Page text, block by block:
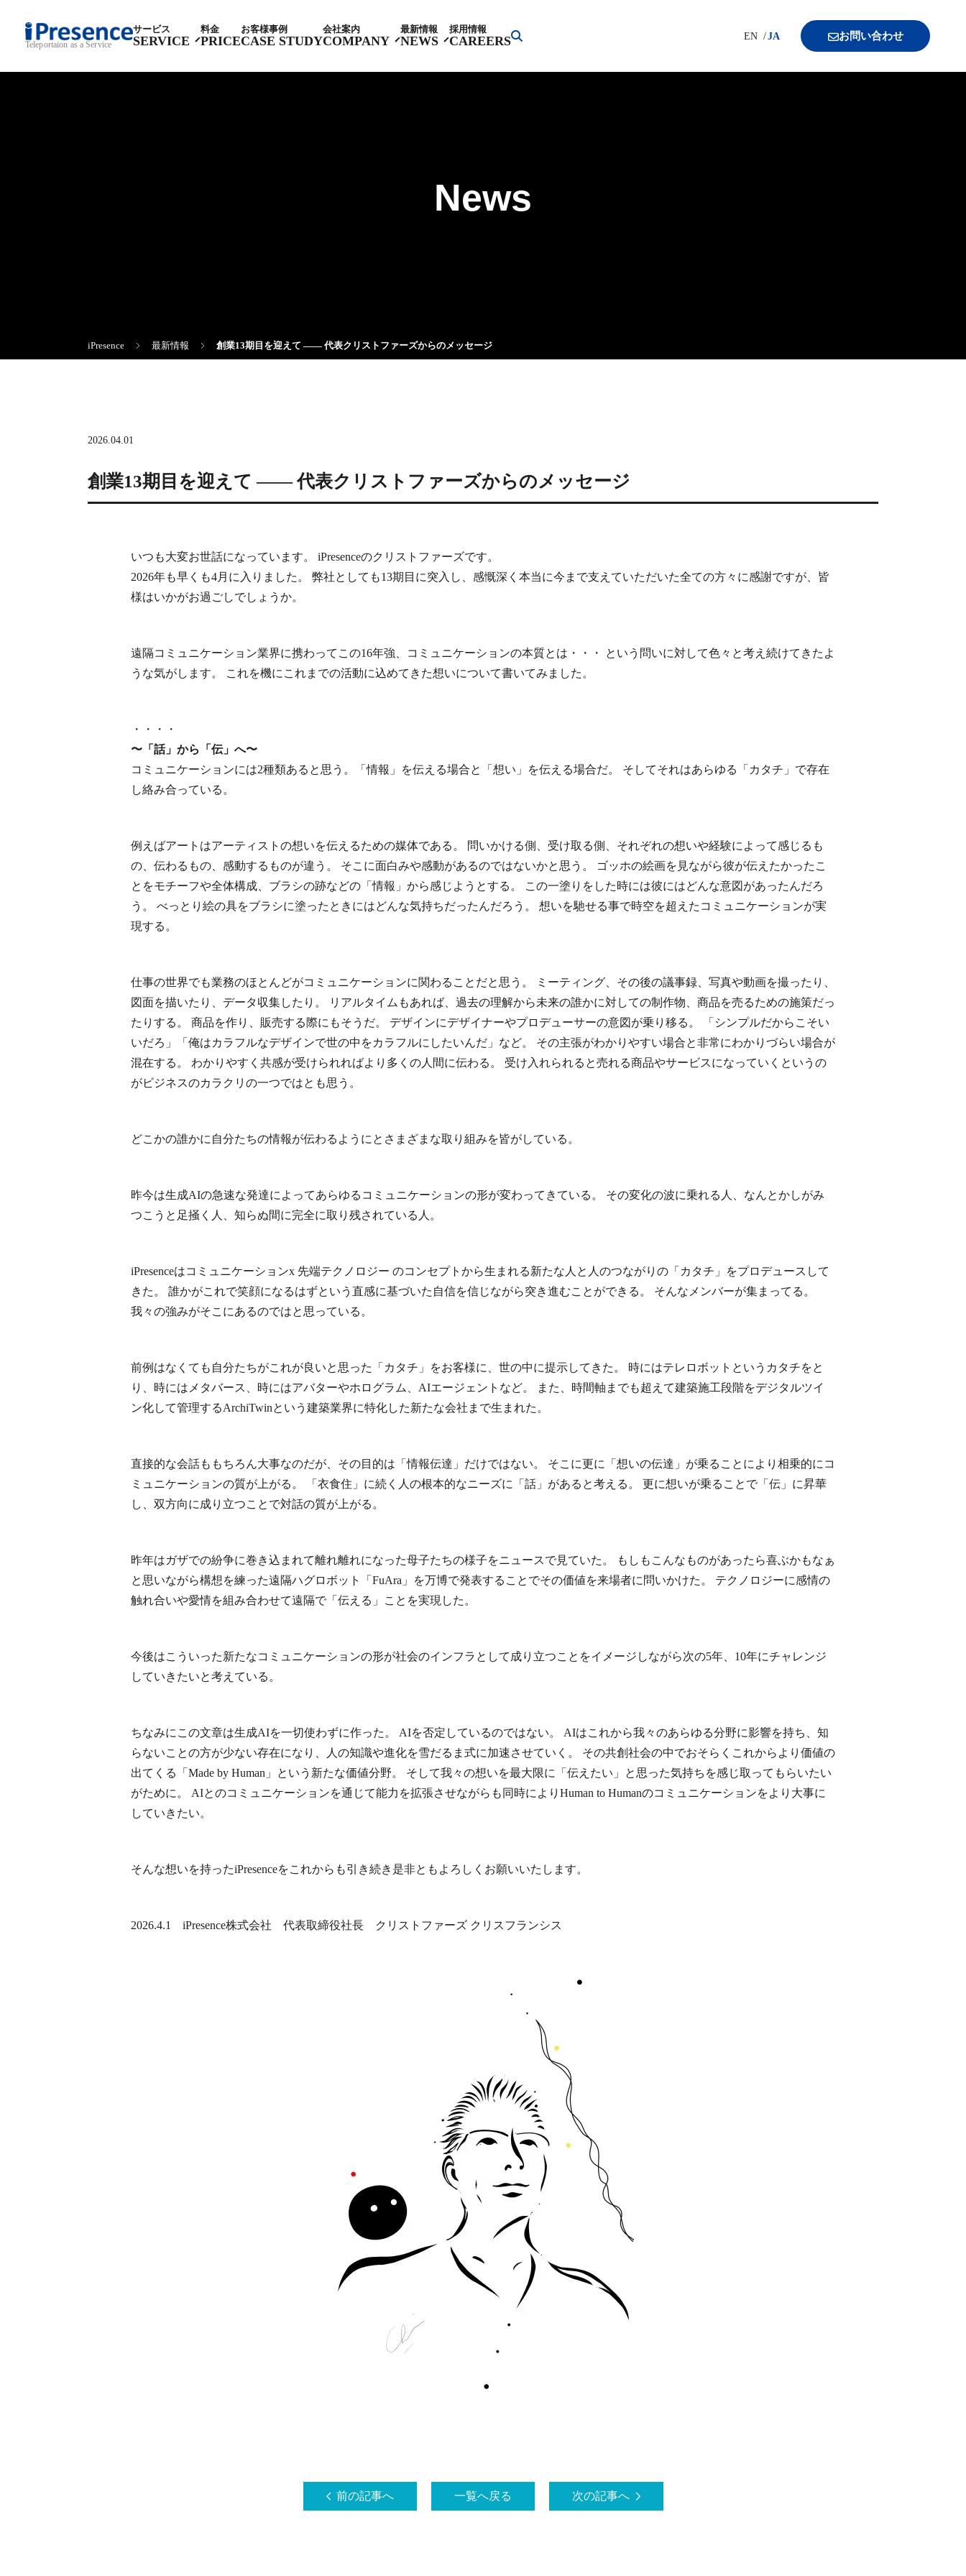
Teleportaion as a Service
サービス
SERVICE
料金
PRICE
お客様事例
CASE STUDY
会社案内
COMPANY
最新情報
NEWS
採用情報
CAREERS EN JA お問い合わせ
News
iPresence 最新情報 創業13期目を迎えて ―― 代表クリストファーズからのメッセージ
2026.04.01
創業13期目を迎えて ―― 代表クリストファーズからのメッセージ
いつも大変お世話になっています。 iPresenceのクリストファーズです。
2026年も早くも4月に入りました。 弊社としても13期目に突入し、感慨深く本当に今まで支えていただいた全ての方々に感謝ですが、皆
様はいかがお過ごしでしょうか。
遠隔コミュニケーション業界に携わってこの16年強、コミュニケーションの本質とは・・・ という問いに対して色々と考え続けてきたよ
うな気がします。 これを機にこれまでの活動に込めてきた想いについて書いてみました。
・・・・
〜「話」から「伝」へ〜
コミュニケーションには2種類あると思う。「情報」を伝える場合と「想い」を伝える場合だ。 そしてそれはあらゆる「カタチ」で存在
し絡み合っている。
例えばアートはアーティストの想いを伝えるための媒体である。 問いかける側、受け取る側、それぞれの想いや経験によって感じるも
の、伝わるもの、感動するものが違う。 そこに面白みや感動があるのではないかと思う。 ゴッホの絵画を見ながら彼が伝えたかったこ
とをモチーフや全体構成、ブラシの跡などの「情報」から感じようとする。 この一塗りをした時には彼にはどんな意図があったんだろ
う。 べっとり絵の具をブラシに塗ったときにはどんな気持ちだったんだろう。 想いを馳せる事で時空を超えたコミュニケーションが実
現する。
仕事の世界でも業務のほとんどがコミュニケーションに関わることだと思う。 ミーティング、その後の議事録、写真や動画を撮ったり、
図面を描いたり、データ収集したり。 リアルタイムもあれば、過去の理解から未来の誰かに対しての制作物、商品を売るための施策だっ
たりする。 商品を作り、販売する際にもそうだ。 デザインにデザイナーやプロデューサーの意図が乗り移る。 「シンプルだからこそい
いだろ」「俺はカラフルなデザインで世の中をカラフルにしたいんだ」など。 その主張がわかりやすい場合と非常にわかりづらい場合が
混在する。 わかりやすく共感が受けられればより多くの人間に伝わる。 受け入れられると売れる商品やサービスになっていくというの
がビジネスのカラクリの一つではとも思う。
どこかの誰かに自分たちの情報が伝わるようにとさまざまな取り組みを皆がしている。
昨今は生成AIの急速な発達によってあらゆるコミュニケーションの形が変わってきている。 その変化の波に乗れる人、なんとかしがみ
つこうと足掻く人、知らぬ間に完全に取り残されている人。
iPresenceはコミュニケーションx 先端テクノロジー のコンセプトから生まれる新たな人と人のつながりの「カタチ」をプロデュースして
きた。 誰かがこれで笑顔になるはずという直感に基づいた自信を信じながら突き進むことができる。 そんなメンバーが集まってる。
我々の強みがそこにあるのではと思っている。
前例はなくても自分たちがこれが良いと思った「カタチ」をお客様に、世の中に提示してきた。 時にはテレロボットというカタチをと
り、時にはメタバース、時にはアバターやホログラム、AIエージェントなど。 また、時間軸までも超えて建築施工段階をデジタルツイ
ン化して管理するArchiTwinという建築業界に特化した新たな会社まで生まれた。
直接的な会話ももちろん大事なのだが、その目的は「情報伝達」だけではない。 そこに更に「想いの伝達」が乗ることにより相乗的にコ
ミュニケーションの質が上がる。 「衣食住」に続く人の根本的なニーズに「話」があると考える。 更に想いが乗ることで「伝」に昇華
し、双方向に成り立つことで対話の質が上がる。
昨年はガザでの紛争に巻き込まれて離れ離れになった母子たちの様子をニュースで見ていた。 もしもこんなものがあったら喜ぶかもなぁ
と思いながら構想を練った遠隔ハグロボット「FuAra」を万博で発表することでその価値を来場者に問いかけた。 テクノロジーに感情の
触れ合いや愛情を組み合わせて遠隔で「伝える」ことを実現した。
今後はこういった新たなコミュニケーションの形が社会のインフラとして成り立つことをイメージしながら次の5年、10年にチャレンジ
していきたいと考えている。
ちなみにこの文章は生成AIを一切使わずに作った。 AIを否定しているのではない。 AIはこれから我々のあらゆる分野に影響を持ち、知
らないことの方が少ない存在になり、人の知識や進化を雪だるま式に加速させていく。 その共創社会の中でおそらくこれからより価値の
出てくる「Made by Human」という新たな価値分野。 そして我々の想いを最大限に「伝えたい」と思った気持ちを感じ取ってもらいたい
がために。 AIとのコミュニケーションを通じて能力を拡張させながらも同時によりHuman to Humanのコミュニケーションをより大事に
していきたい。
そんな想いを持ったiPresenceをこれからも引き続き是非ともよろしくお願いいたします。
2026.4.1 iPresence株式会社 代表取締役社長 クリストファーズ クリスフランシス
前の記事へ 一覧へ戻る 次の記事へ